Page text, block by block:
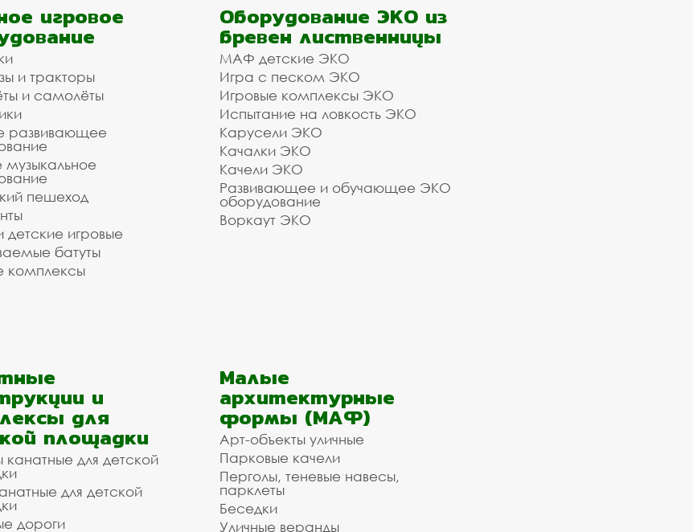
игровое
и тракторы
и самолёты
развивающее
музыкальное
пешеход
игровые
батуты
комплексы
Оборудование ЭКО из
бревен лиственницы
МАФ детские ЭКО
Игра с песком ЭКО
Игровые комплексы ЭКО
Испытание на ловкость ЭКО
Карусели ЭКО
Качалки ЭКО
Качели ЭКО
Развивающее и обучающее ЭКО
оборудование
Воркаут ЭКО
и
для
площадки
канатные для детской
для детской
дороги
Малые
архитектурные
формы (МАФ)
Арт-объекты уличные
Парковые качели
Перголы, теневые навесы,
парклеты
Беседки
Уличные веранды